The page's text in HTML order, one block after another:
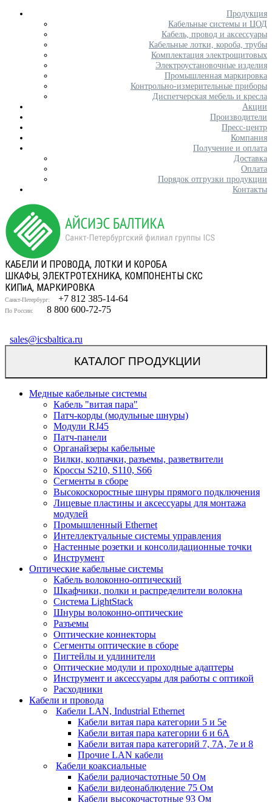
Продукция
Кабельные системы и ЦОД
Кабель, провод и аксессуары
Кабельные лотки, короба, трубы
Комплектация электрощитовых
Электроустановочные изделия
Промышленная маркировка
Контрольно-измерительные приборы
Диспетчерская мебель и кресла
Акции
Производители
Пресс-центр
Компания
Получение и оплата
Доставка
Оплата
Порядок отгрузки продукции
Контакты
КАБЕЛИ И ПРОВОДА, ЛОТКИ И КОРОБА
ШКАФЫ, ЭЛЕКТРОТЕХНИКА, КОМПОНЕНТЫ СКС
КИПиА, МАРКИРОВКА
Санкт-Петербург: +7 812 385-14-64
По России: 8 800 600-72-75
sales@icsbaltica.ru
КАТАЛОГ ПРОДУКЦИИ
Медные кабельные системы
Кабель "витая пара"
Патч-корды (модульные шнуры)
Модули RJ45
Патч-панели
Органайзеры кабельные
Вилки, колпачки, разъемы, разветвители
Кроссы S210, S110, S66
Сегменты в сборе
Высокоскоростные шнуры прямого подключения
Лицевые пластины и аксессуары для монтажа
модулей
Промышленный Ethernet
Интеллектуальные системы управления
Настенные розетки и консолидационные точки
Инструмент
Оптические кабельные системы
Кабель волоконно-оптический
Шкафчики, полки и распределители волокна
Система LightStack
Шнуры волоконно-оптические
Разъемы
Оптические коннекторы
Сегменты оптические в сборе
Пигтейлы и удлинители
Оптические модули и проходные адаптеры
Инструмент и аксессуары для работы с оптикой
Расходники
Кабели и провода
Кабели LAN, Industrial Ethernet
Кабели витая пара категории 5 и 5е
Кабели витая пара категории 6 и 6A
Кабели витая пара категорий 7, 7А, 7е и 8
Прочие LAN кабели
Кабели коаксиальные
Кабели радиочастотные 50 Ом
Кабели видеонаблюдение 75 Ом
Кабели высокочастотные 93 Ом